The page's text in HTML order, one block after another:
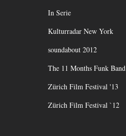
In Serie
Kulturradar New York
soundabout 2012
The 11 Months Funk Band
Zürich Film Festival '13
Zürich Film Festival `12